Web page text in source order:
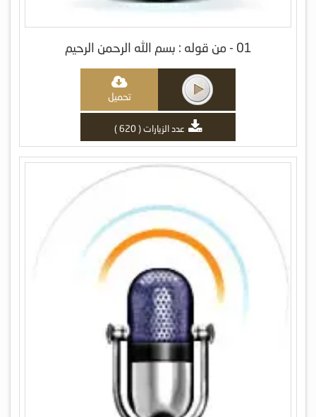
01 - من قوله : بسم الله الرحمن الرحیم
تحميل
عدد الزيارات ( 620 )